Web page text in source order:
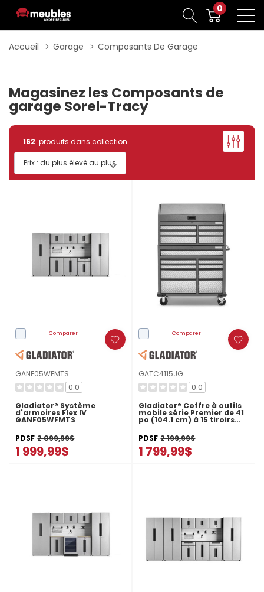
0
Accueil Garage Composants De Garage
Magasinez les Composants de
garage Sorel-Tracy
162 produits dans collection
Comparer
GANF05WFMTS
0.0
Gladiator® Système
d'armoires Flex IV
GANF05WFMTS
PDSF 2 099,99$
1 999,99$
Comparer
GATC4115JG
0.0
Gladiator® Coffre à outils
mobile série Premier de 41
po (104.1 cm) à 15 tiroirs
GATC4115JG
PDSF 2 199,99$
1 799,99$